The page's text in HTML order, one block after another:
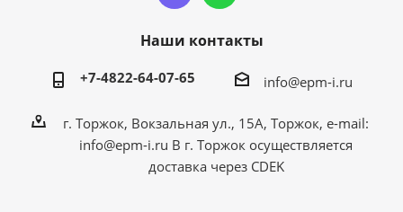
Наши контакты
+7-4822-64-07-65 info@epm-i.ru
г. Торжок, Вокзальная ул., 15А, Торжок, e-mail:
info@epm-i.ru В г. Торжок осуществляется
доставка через CDEK